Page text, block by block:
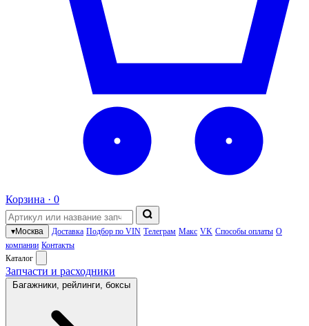
Корзина · 0
▾Москва Доставка Подбор по VIN Телеграм Макс VK Способы оплаты О
компании Контакты
Каталог
Запчасти и расходники
Багажники, рейлинги, боксы